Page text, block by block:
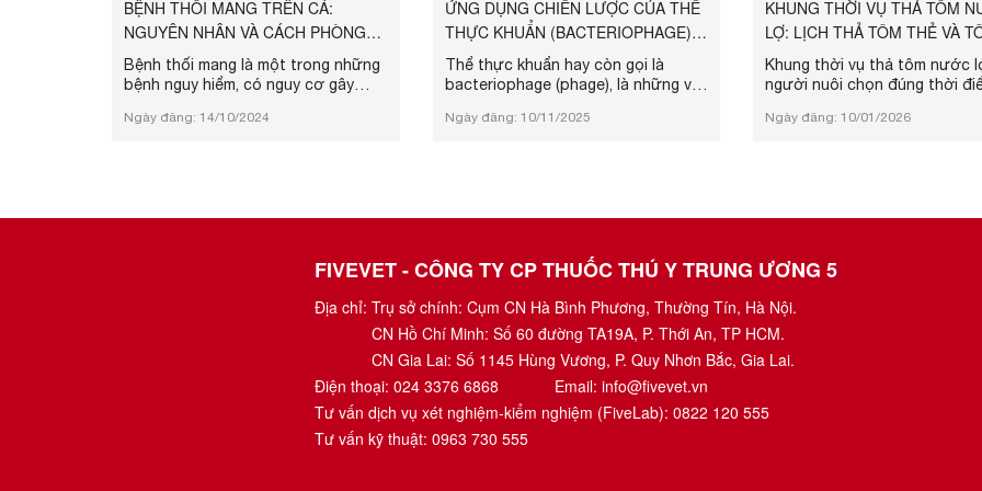
BỆNH THỐI MANG TRÊN CÁ:
NGUYÊN NHÂN VÀ CÁCH PHÒNG
TRỊ
Bệnh thối mang là một trong những
bệnh nguy hiểm, có nguy cơ gây
tế của hộ chăn nuôi. Hãy cùng
Ngày đăng: 14/10/2024
ỨNG DỤNG CHIẾN LƯỢC CỦA THỂ
THỰC KHUẨN (BACTERIOPHAGE)
TRONG CHĂN NUÔI VÀ THÚ Y...
Thể thực khuẩn hay còn gọi là
bacteriophage (phage), là những vi
diệt vi khuẩn một cách chọn lọc.
nhiễm do vi khuẩn gây ra. Sau thời
kháng sinh, ngày nay, liệu pháp
phage đa...
Ngày đăng: 10/11/2025
KHUNG THỜI VỤ THẢ TÔM
LỢ: LỊCH THẢ TÔM THẺ VÀ
THEO VÙNG...
Khung thời vụ thả tôm nước
người nuôi chọn đúng thời
đó giảm rủi ro do thời tiết, hạn
vùng (ven biển phía Nam,
thời kèm mật độ thả kh...
Ngày đăng: 10/01/2026
FIVEVET - CÔNG TY CP THUỐC THÚ Y TRUNG ƯƠNG 5
Địa chỉ: Trụ sở chính: Cụm CN Hà Bình Phương, Thường Tín, Hà Nội.
CN Hồ Chí Minh: Số 60 đường TA19A, P. Thới An, TP HCM.
CN Gia Lai: Số 1145 Hùng Vương, P. Quy Nhơn Bắc, Gia Lai.
Điện thoại: 024 3376 6868 Email: info@fivevet.vn
Tư vấn dịch vụ xét nghiệm-kiểm nghiệm (FiveLab): 0822 120 555
Tư vấn kỹ thuật: 0963 730 555